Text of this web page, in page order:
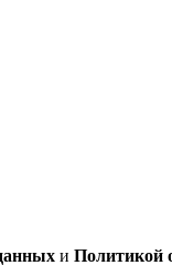
и Политикой